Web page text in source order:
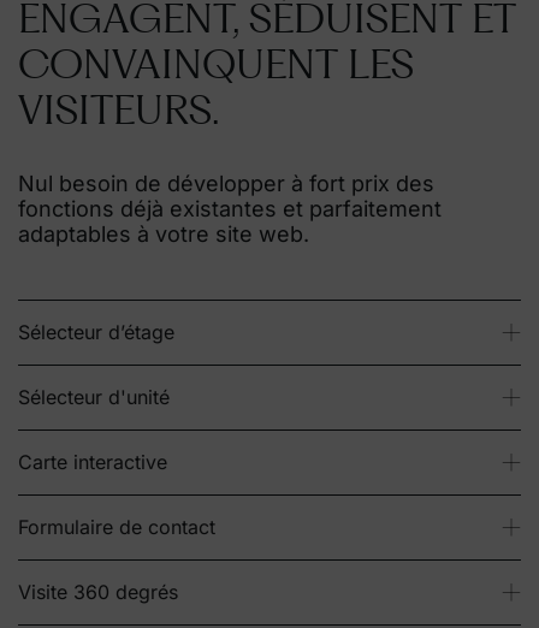
ENGAGENT, SÉDUISENT ET
CONVAINQUENT LES
VISITEURS.
Nul besoin de développer à fort prix des
fonctions déjà existantes et parfaitement
adaptables à votre site web.
Sélecteur d’étage
Sélecteur d'unité
Carte interactive
Formulaire de contact
Visite 360 degrés